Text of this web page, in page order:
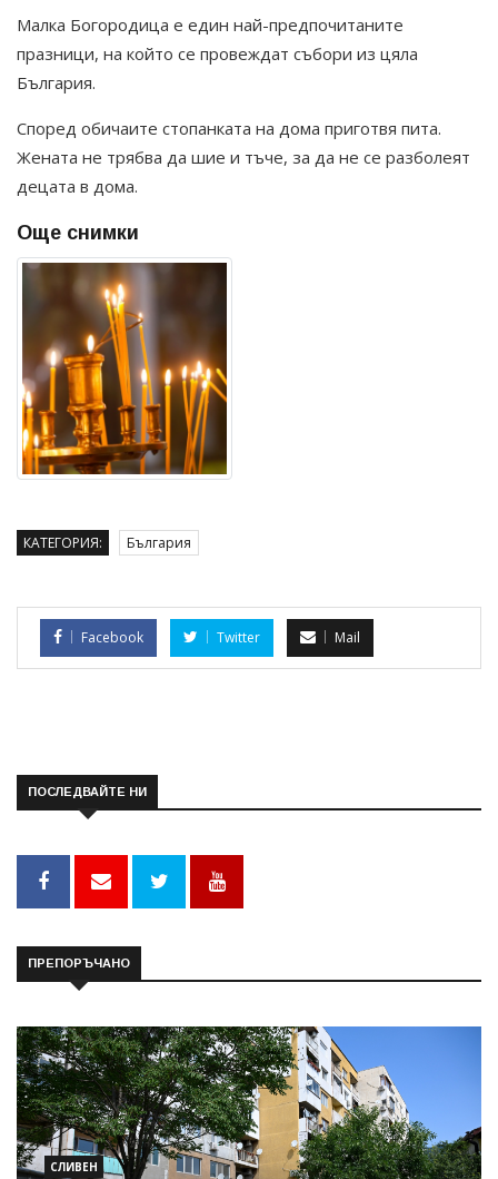
Малка Богородица е един най-предпочитаните
празници, на който се провеждат събори из цяла
България.
Според обичаите стопанката на дома приготвя пита.
Жената не трябва да шие и тъче, за да не се разболеят
децата в дома.
Още снимки
КАТЕГОРИЯ: България
Facebook Twitter Mail
ПОСЛЕДВАЙТЕ НИ
ПРЕПОРЪЧАНО
СЛИВЕН